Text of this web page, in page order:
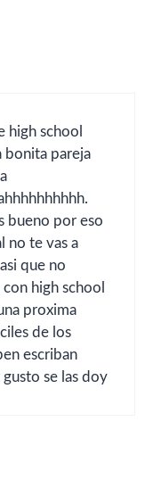
high school
bonita pareja
bueno por eso
no te vas a
que no
high school
proxima
de los
escriban
se las doy